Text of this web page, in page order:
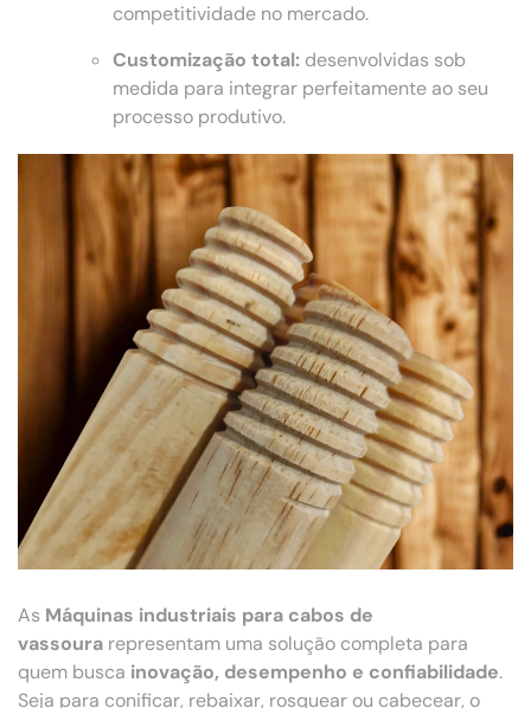
competitividade no mercado.
Customização total: desenvolvidas sob
medida para integrar perfeitamente ao seu
processo produtivo.
As Máquinas industriais para cabos de
vassoura representam uma solução completa para
quem busca inovação, desempenho e confiabilidade.
Seja para conificar, rebaixar, rosquear ou cabecear, o